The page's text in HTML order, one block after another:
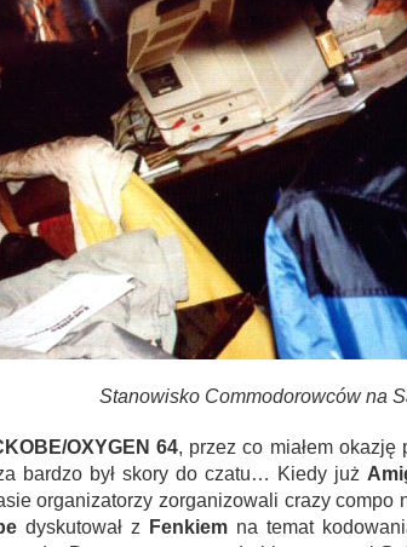
Stanowisko Commodorowców na
OXYGEN 64, przez co miałem okazję
bardzo był skory do czatu… Kiedy już
organizatorzy zorganizowali crazy
dyskutował z Fenkiem na temat